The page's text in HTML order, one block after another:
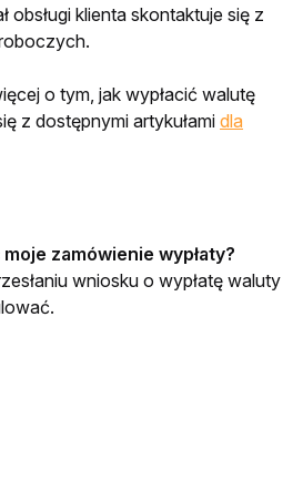
obsługi klienta skontaktuje się z
o tym, jak wypłacić walutę
z dostępnymi artykułami dla
zamówienie wypłaty?
wniosku o wypłatę waluty